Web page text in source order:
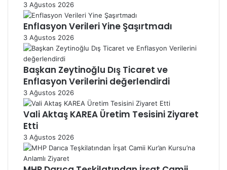
3 Ağustos 2026
Enflasyon Verileri Yine Şaşırtmadı
3 Ağustos 2026
Başkan Zeytinoğlu Dış Ticaret ve
Enflasyon Verilerini değerlendirdi
3 Ağustos 2026
Vali Aktaş KAREA Üretim Tesisini Ziyaret
Etti
3 Ağustos 2026